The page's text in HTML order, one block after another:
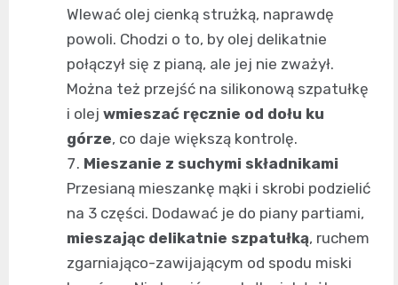
Wlewać olej cienką strużką, naprawdę
powoli. Chodzi o to, by olej delikatnie
połączył się z pianą, ale jej nie zważył.
Można też przejść na silikonową szpatułkę
i olej wmieszać ręcznie od dołu ku
górze, co daje większą kontrolę.
Mieszanie z suchymi składnikami
Przesianą mieszankę mąki i skrobi podzielić
na 3 części. Dodawać je do piany partiami,
mieszając delikatnie szpatułką, ruchem
zgarniająco-zawijającym od spodu miski